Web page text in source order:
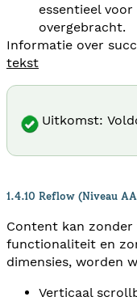
essentieel
overgebracht.
Informatie over
tekst
Uitkomst:
1.4.10 Reflow (Niveau
Content kan
functionaliteit en
dimensies, worden
Verticaal